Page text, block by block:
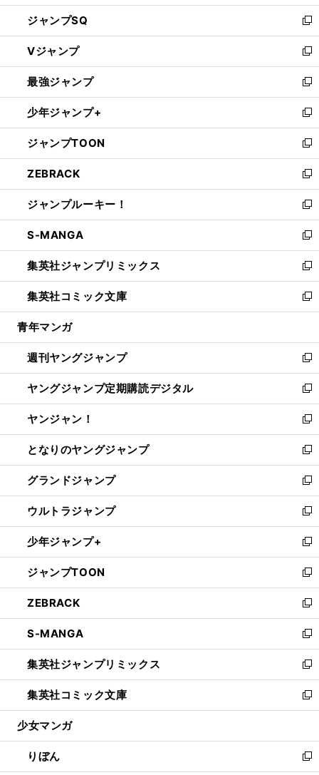
し
い
ウ
ィ
ン
ド
ウ
で
開
く
ジャンプSQ
新
し
い
ウ
ィ
ン
ド
ウ
で
開
く
Vジャンプ
新
し
い
ウ
ィ
ン
ド
ウ
で
開
く
最強ジャンプ
新
し
い
ウ
ィ
ン
ド
ウ
で
開
く
少年ジャンプ+
新
し
い
ウ
ィ
ン
ド
ウ
で
開
く
ジャンプTOON
新
し
い
ウ
ィ
ン
ド
ウ
で
開
く
ZEBRACK
新
し
い
ウ
ィ
ン
ド
ウ
で
開
ジャンプルーキー！
新
し
い
ウ
ィ
ン
ド
ウ
開
く
S-MANGA
新
し
い
ウ
ィ
ン
ウ
で
開
く
集英社ジャンプリミックス
新
し
い
ウ
ン
ド
ウ
で
開
く
集英社コミック文庫
新
し
ウ
ィ
ン
ド
ウ
で
開
く
青年マンガ
週刊ヤングジャンプ
新
し
い
ウ
ィ
ン
ド
ウ
で
開
く
ヤングジャンプ定期購読デジタル
新
し
い
ウ
ィ
ン
ド
ウ
で
開
く
ヤンジャン！
新
し
い
ウ
ィ
ン
ド
ウ
で
開
く
となりのヤングジャンプ
新
し
い
ウ
ィ
ン
ド
ウ
で
開
く
グランドジャンプ
新
し
い
ウ
ィ
ン
ド
ウ
で
開
く
ウルトラジャンプ
新
し
い
ウ
ィ
ン
ド
ウ
で
開
く
少年ジャンプ+
新
し
い
ウ
ィ
ン
ド
ウ
で
開
く
ジャンプTOON
新
し
い
ウ
ィ
ン
ド
ウ
で
開
ZEBRACK
新
し
い
ウ
ィ
ン
ド
ウ
開
く
S-MANGA
新
し
い
ウ
ィ
ン
ウ
で
開
集英社ジャンプリミックス
新
し
い
ウ
ン
ド
ウ
集英社コミック文庫
新
し
ウ
ィ
少女マンガ
りぼん
新